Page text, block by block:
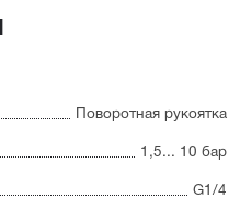
Поворотная рукоятка
1,5... 10 бар
G1/4